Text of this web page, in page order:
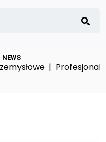
NEWS
|Profesjonalna